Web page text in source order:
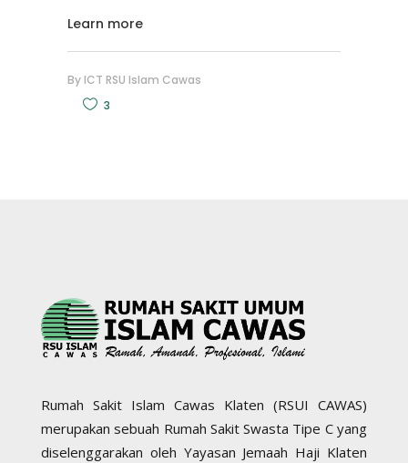
Learn more
By ICT RSU Islam Cawas
3
Rumah Sakit Islam Cawas Klaten (RSUI CAWAS)
merupakan sebuah Rumah Sakit Swasta Tipe C yang
diselenggarakan oleh Yayasan Jemaah Haji Klaten